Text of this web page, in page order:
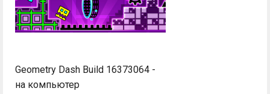
Geometry Dash Build 16373064 -
на компьютер